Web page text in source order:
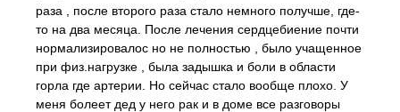
раза , после второго раза стало немного получше, где-
то на два месяца. После лечения сердцебиение почти
нормализировалос но не полностью , было учащенное
при физ.нагрузке , была задышка и боли в области
горла где артерии. Но сейчас стало вообще плохо. У
меня болеет дед у него рак и в доме все разговоры